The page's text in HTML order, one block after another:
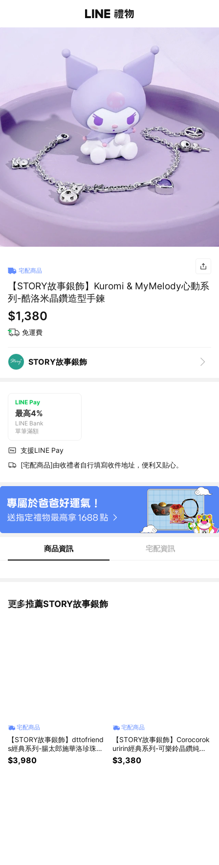
宅配商品
【STORY故事銀飾】Kuromi & MyMelody心動系
列-酷洛米晶鑽造型手鍊
$1,380
免運費
STORY故事銀飾
LINE Pay
最高4%
LINE Bank
單筆滿額
支援LINE Pay
[宅配商品]由收禮者自行填寫收件地址，便利又貼心。
商品資訊 宅配資訊
更多推薦STORY故事銀飾
看更多
宅配商品
【STORY故事銀飾】dttofriend
s經典系列-腸太郎施華洛珍珠純
銀項鍊
$3,980
宅配商品
【STORY故事銀飾】Corocorok
uririn經典系列-可樂鈴晶鑽純銀
項鍊
$3,380